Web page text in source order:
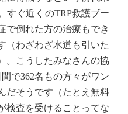
すぐ近くのTRP救護ブー
で倒れた方の治療もでき
（わざわざ水道も引いた
。こうしたみなさんの協
で362名もの方々がワン
だそうです（たとえ無料
検査を受けることってな